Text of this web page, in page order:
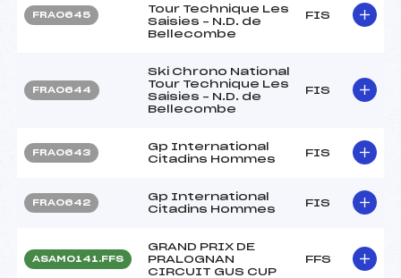
FRA0645
Tour Technique Les
Saisies – N.D. de
Bellecombe
FIS
FRA0644
Ski Chrono National
Tour Technique Les
Saisies – N.D. de
Bellecombe
FIS
FRA0643
Gp International
Citadins Hommes
FIS
FRA0642
Gp International
Citadins Hommes
FIS
ASAM0141.FFS
GRAND PRIX DE
PRALOGNAN
CIRCUIT GUS CUP
FFS